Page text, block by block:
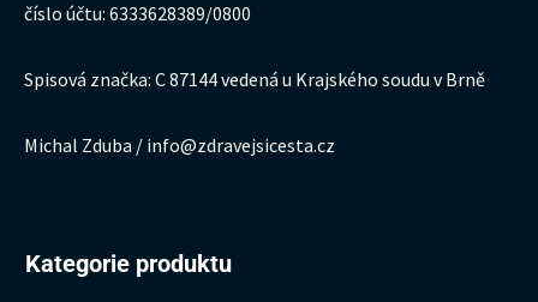
číslo účtu: 6333628389/0800
Spisová značka: C 87144 vedená u Krajského soudu v Brně
Michal Zduba / info@zdravejsicesta.cz
Kategorie produktu